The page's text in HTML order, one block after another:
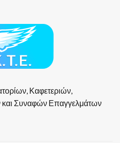
Καφετεριών,
και Συναφών Επαγγελμάτων